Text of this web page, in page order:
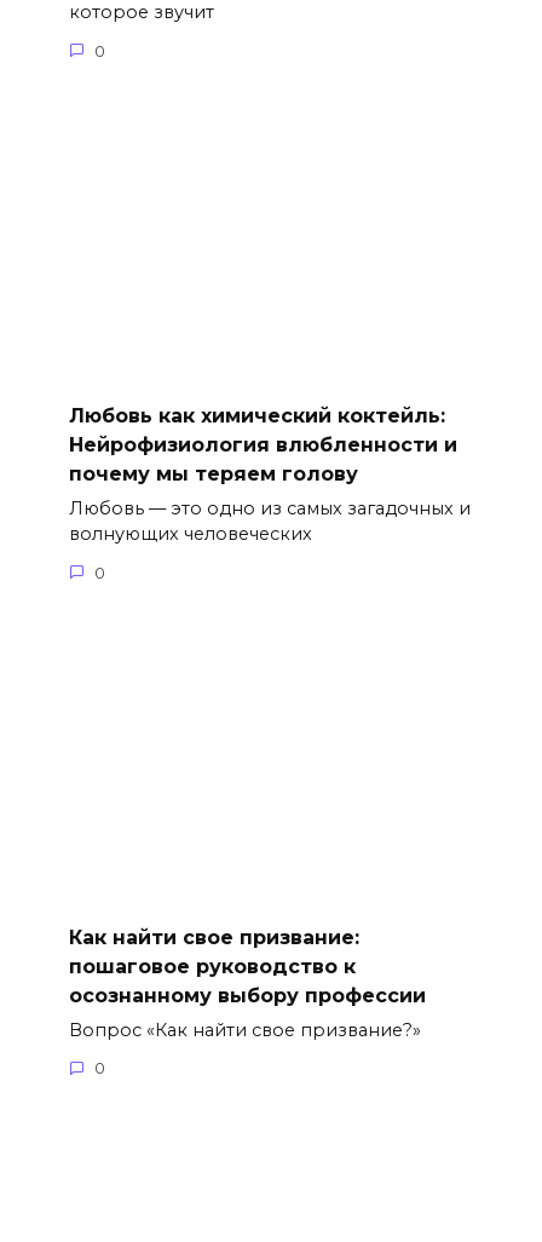
которое звучит
0
Любовь как химический коктейль:
Нейрофизиология влюбленности и
почему мы теряем голову
Любовь — это одно из самых загадочных и
волнующих человеческих
0
Как найти свое призвание:
пошаговое руководство к
осознанному выбору профессии
Вопрос «Как найти свое призвание?»
0